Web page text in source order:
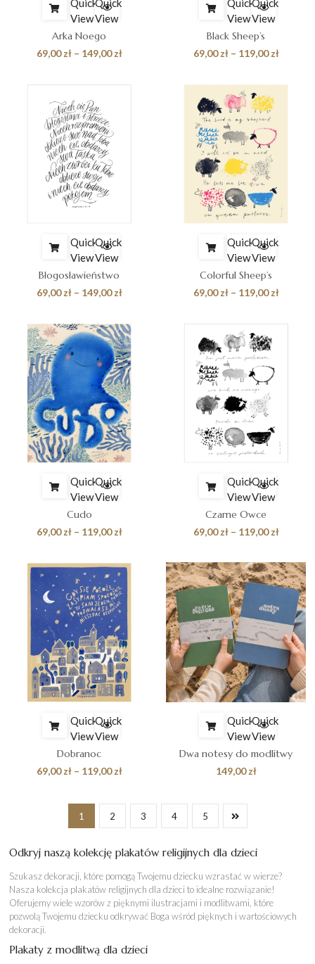
Quick
View
Quick
View
Arka Noego
69,00zł – 149,00złZakres
od
Quick
View
Quick
View
Black Sheep’s
69,00zł – 119,00złZakres
Quick
View
Quick
View
Błogosławieństwo
69,00zł – 149,00złZakres
od
69,00 zł
do
149,00 zł
Quick
View
Quick
View
Colorful Sheep’s
69,00zł – 119,00złZakres
od
Quick
View
Quick
View
Cudo
69,00zł – 119,00złZakres
od
69,00 zł
do
Quick
View
Quick
View
Czarne Owce
69,00zł – 119,00złZakres
od
69,00 zł
do
119,00
Quick
View
Quick
View
Dobranoc
69,00zł – 119,00złZakres
69,00 zł
do
Quick
View
Quick
View
Dwa notesy do modlitwy
149,00zł
1 2 3 4 5
Odkryj naszą kolekcję plakatów religijnych dla dzieci
Szukasz dekoracji, które pomogą Twojemu dziecku wzrastać w wierze?
Nasza kolekcja plakatów religijnych dla dzieci to idealne rozwiązanie!
Oferujemy wiele wzorów z pięknymi ilustracjami i modlitwami, które
pozwolą Twojemu dziecku odkrywać Boga wśród pięknych i wartościowych
dekoracji.
Plakaty z modlitwą dla dzieci